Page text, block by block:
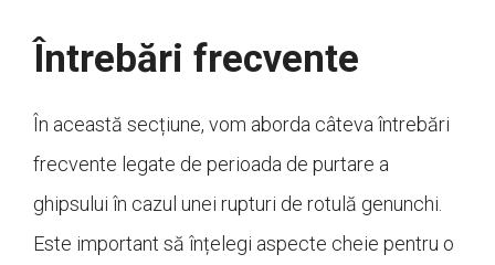
Întrebări frecvente
În această secțiune, vom aborda câteva întrebări
frecvente legate de perioada de purtare a
ghipsului în cazul unei rupturi de rotulă genunchi.
Este important să înțelegi aspecte cheie pentru o